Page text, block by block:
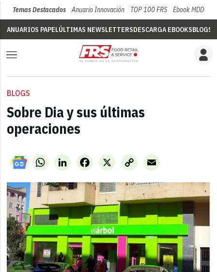
Temas Destacados Anuario Innovación TOP 100 FRS Ebook MDD
ANUARIOS PAPELÚLTIMAS NEWSLETTERSDESCARGA EBOOKSBLOGS
BLOGS
Sobre Dia y sus últimas
operaciones
WhatsAppLinkedIn X
Facebook
Copy
Link
Email